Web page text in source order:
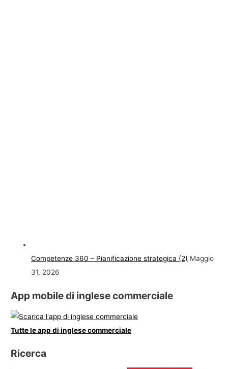
Competenze 360 – Pianificazione strategica (2) Maggio
31, 2026
App mobile di inglese commerciale
Tutte le app di inglese commerciale
Ricerca